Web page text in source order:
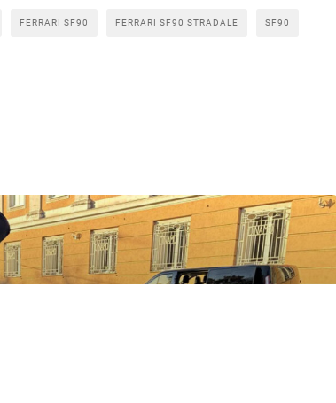
FERRARI SF90 FERRARI SF90 STRADALE SF90